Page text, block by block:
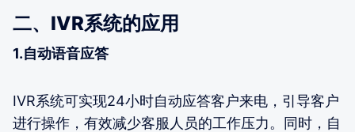
二、IVR系统的应用
1.自动语音应答
IVR系统可实现24小时自动应答客户来电，引导客户
进行操作，有效减少客服人员的工作压力。同时，自